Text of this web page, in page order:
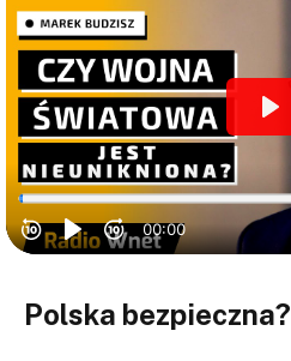
Polska bezpieczna?